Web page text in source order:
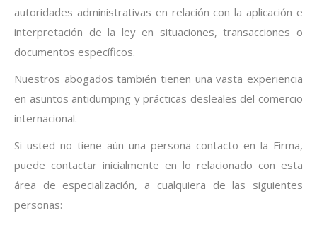
autoridades administrativas en relación con la aplicación e
interpretación de la ley en situaciones, transacciones o
documentos específicos.
Nuestros abogados también tienen una vasta experiencia
en asuntos antidumping y prácticas desleales del comercio
internacional.
Si usted no tiene aún una persona contacto en la Firma,
puede contactar inicialmente en lo relacionado con esta
área de especialización, a cualquiera de las siguientes
personas: